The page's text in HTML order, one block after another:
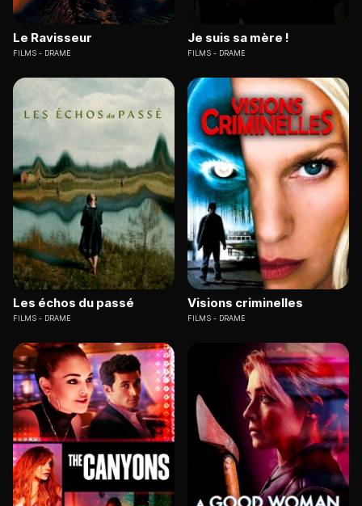
Le Ravisseur
FILMS DRAME
Je suis sa mère !
FILMS DRAME
Les échos du passé
FILMS DRAME
Visions criminelles
FILMS DRAME